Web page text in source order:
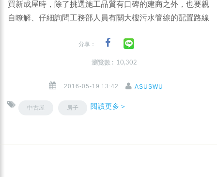
買新成屋時，除了挑選施工品質有口碑的建商之外，也要親
自瞭解、仔細詢問工務部人員有關大樓污水管線的配置路線
分享：
瀏覽數 : 10,302
2016-05-19 13:42 ASUSWU
中古屋 房子 閱讀更多＞